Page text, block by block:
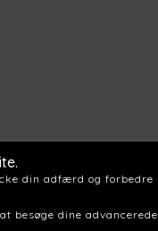
din adfærd og forbedre
besøge dine advancerede